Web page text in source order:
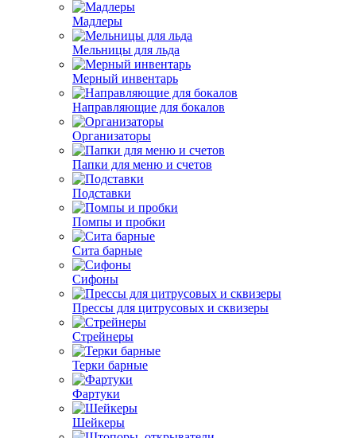
Мадлеры
Мельницы для льда
Мерный инвентарь
Направляющие для бокалов
Организаторы
Папки для меню и счетов
Подставки
Помпы и пробки
Сита барные
Сифоны
Прессы для цитрусовых и сквизеры
Стрейнеры
Терки барные
Фартуки
Шейкеры